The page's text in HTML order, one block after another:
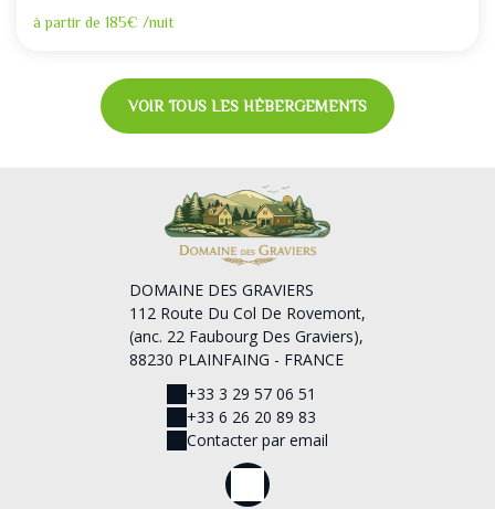
à partir de 185€ /nuit
VOIR TOUS LES HÉBERGEMENTS
DOMAINE DES GRAVIERS
112 Route Du Col De Rovemont,
(anc. 22 Faubourg Des Graviers),
88230 PLAINFAING - FRANCE
+33 3 29 57 06 51
+33 6 26 20 89 83
Contacter par email